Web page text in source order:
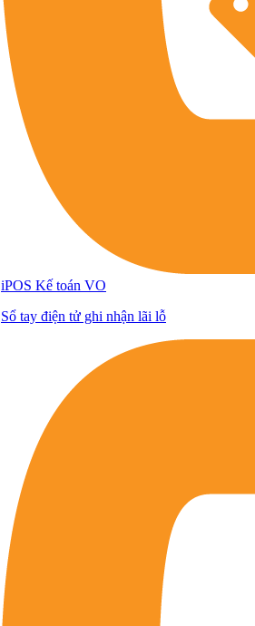
iPOS Kế toán VO
Sổ tay điện tử ghi nhận lãi lỗ